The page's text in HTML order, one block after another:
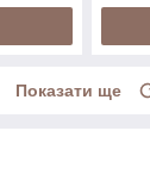
Показати ще